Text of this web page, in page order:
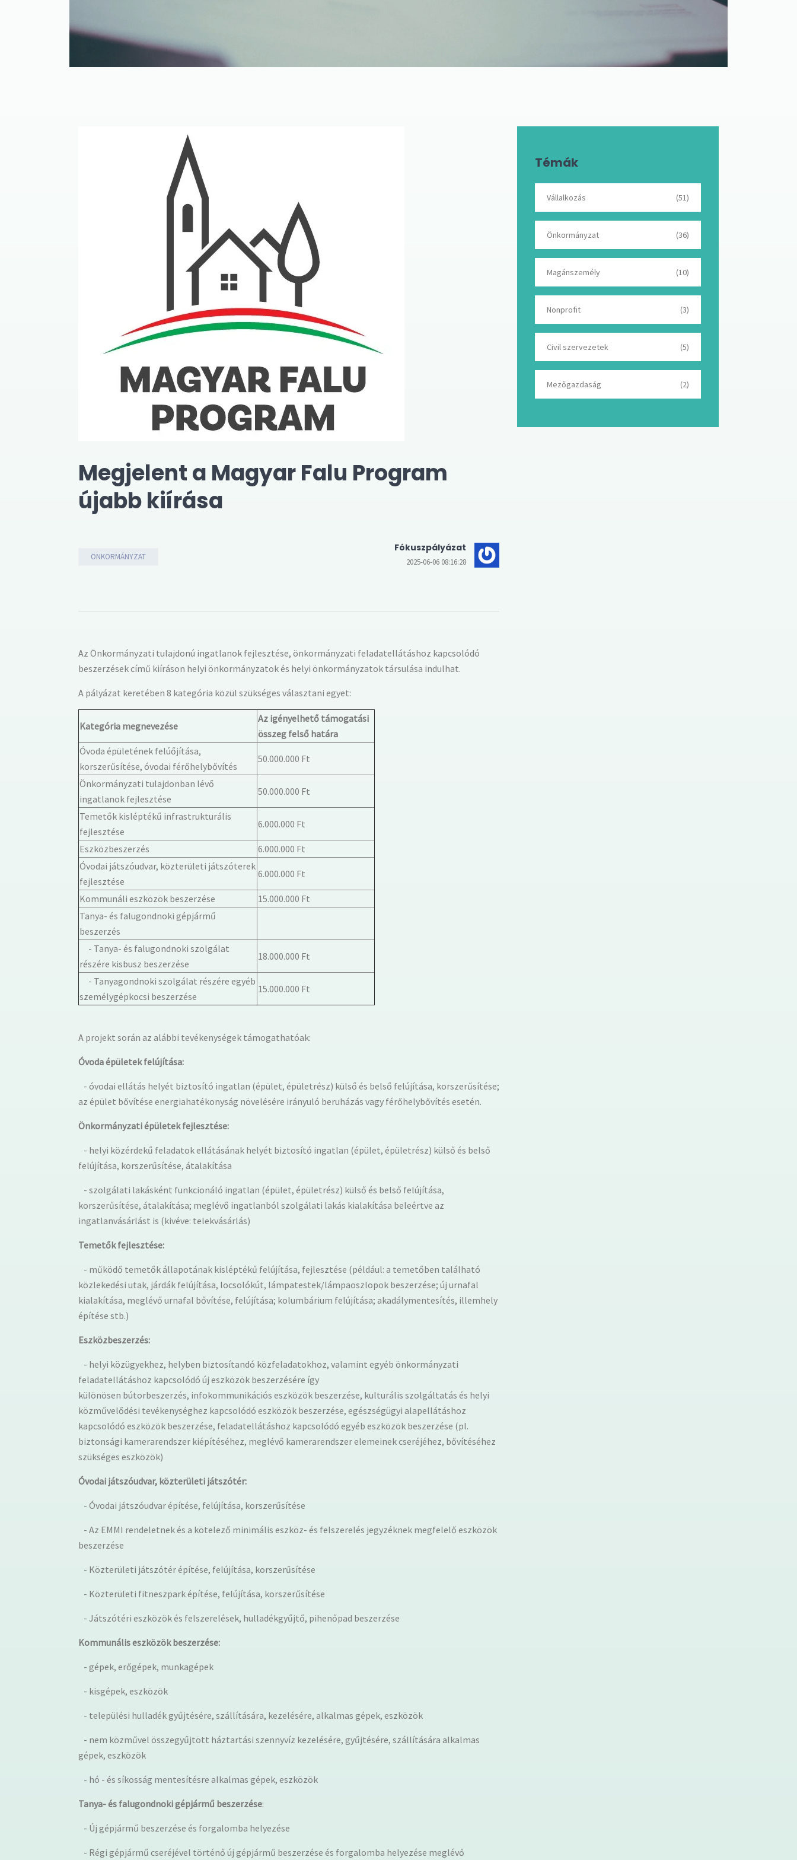
Megjelent a Magyar Falu Program
újabb kiírása
ÖNKORMÁNYZAT
Fókuszpályázat
2025-06-06 08:16:28
Az Önkormányzati tulajdonú ingatlanok fejlesztése, önkormányzati feladatellátáshoz kapcsolódó
beszerzések című kiíráson helyi önkormányzatok és helyi önkormányzatok társulása indulhat.
A pályázat keretében 8 kategória közül szükséges választani egyet:
Kategória megnevezése
Az igényelhető támogatási
összeg felső határa
Óvoda épületének felúőjítása,
korszerűsítése, óvodai férőhelybővítés
50.000.000 Ft
Önkormányzati tulajdonban lévő
ingatlanok fejlesztése
50.000.000 Ft
Temetők kisléptékű infrastrukturális
fejlesztése
6.000.000 Ft
Eszközbeszerzés
6.000.000 Ft
Óvodai játszóudvar, közterületi játszóterek
fejlesztése
6.000.000 Ft
Kommunáli eszközök beszerzése
15.000.000 Ft
Tanya- és falugondnoki gépjármű
beszerzés
- Tanya- és falugondnoki szolgálat
részére kisbusz beszerzése
18.000.000 Ft
- Tanyagondnoki szolgálat részére egyéb
személygépkocsi beszerzése
15.000.000 Ft
A projekt során az alábbi tevékenységek támogathatóak:
Óvoda épületek felújítása:
- óvodai ellátás helyét biztosító ingatlan (épület, épületrész) külső és belső felújítása, korszerűsítése;
az épület bővítése energiahatékonyság növelésére irányuló beruházás vagy férőhelybővítés esetén.
Önkormányzati épületek fejlesztése:
- helyi közérdekű feladatok ellátásának helyét biztosító ingatlan (épület, épületrész) külső és belső
felújítása, korszerűsítése, átalakítása
- szolgálati lakásként funkcionáló ingatlan (épület, épületrész) külső és belső felújítása,
korszerűsítése, átalakítása; meglévő ingatlanból szolgálati lakás kialakítása beleértve az
ingatlanvásárlást is (kivéve: telekvásárlás)
Temetők fejlesztése:
- működő temetők állapotának kisléptékű felújítása, fejlesztése (például: a temetőben található
közlekedési utak, járdák felújítása, locsolókút, lámpatestek/lámpaoszlopok beszerzése; új urnafal
kialakítása, meglévő urnafal bővítése, felújítása; kolumbárium felújítása; akadálymentesítés, illemhely
építése stb.)
Eszközbeszerzés:
- helyi közügyekhez, helyben biztosítandó közfeladatokhoz, valamint egyéb önkormányzati
feladatellátáshoz kapcsolódó új eszközök beszerzésére így
különösen bútorbeszerzés, infokommunikációs eszközök beszerzése, kulturális szolgáltatás és helyi
közművelődési tevékenységhez kapcsolódó eszközök beszerzése, egészségügyi alapellátáshoz
kapcsolódó eszközök beszerzése, feladatellátáshoz kapcsolódó egyéb eszközök beszerzése (pl.
biztonsági kamerarendszer kiépítéséhez, meglévő kamerarendszer elemeinek cseréjéhez, bővítéséhez
szükséges eszközök)
Óvodai játszóudvar, közterületi játszótér:
- Óvodai játszóudvar építése, felújítása, korszerűsítése
- Az EMMI rendeletnek és a kötelező minimális eszköz- és felszerelés jegyzéknek megfelelő eszközök
beszerzése
- Közterületi játszótér építése, felújítása, korszerűsítése
- Közterületi fitneszpark építése, felújítása, korszerűsítése
- Játszótéri eszközök és felszerelések, hulladékgyűjtő, pihenőpad beszerzése
Kommunális eszközök beszerzése:
- gépek, erőgépek, munkagépek
- kisgépek, eszközök
- települési hulladék gyűjtésére, szállítására, kezelésére, alkalmas gépek, eszközök
- nem közművel összegyűjtött háztartási szennyvíz kezelésére, gyűjtésére, szállítására alkalmas
gépek, eszközök
- hó - és síkosság mentesítésre alkalmas gépek, eszközök
Tanya- és falugondnoki gépjármű beszerzése:
- Új gépjármű beszerzése és forgalomba helyezése
- Régi gépjármű cseréjével történő új gépjármű beszerzése és forgalomba helyezése meglévő
Témák
Vállalkozás (51)
Önkormányzat (36)
Magánszemély (10)
Nonprofit (3)
Civil szervezetek (5)
Mezőgazdaság (2)